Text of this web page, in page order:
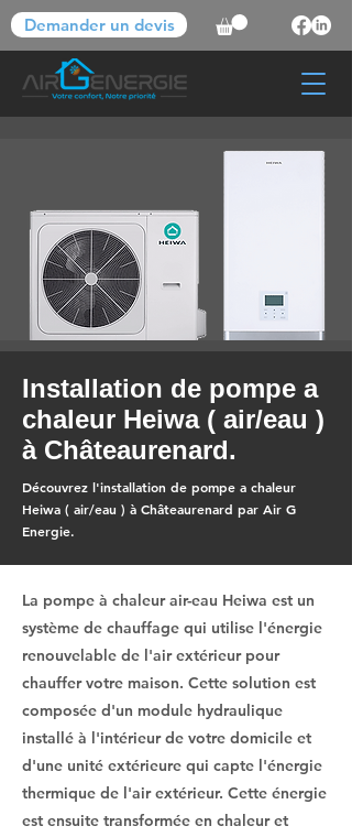
Demander un devis
Installation de pompe a
chaleur Heiwa ( air/eau )
à Châteaurenard.
Découvrez l'installation de pompe a chaleur
Heiwa ( air/eau ) à Châteaurenard par Air G
Energie.
La pompe à chaleur air-eau Heiwa est un
système de chauffage qui utilise l'énergie
renouvelable de l'air extérieur pour
chauffer votre maison. Cette solution est
composée d'un module hydraulique
installé à l'intérieur de votre domicile et
d'une unité extérieure qui capte l'énergie
thermique de l'air extérieur. Cette énergie
est ensuite transformée en chaleur et